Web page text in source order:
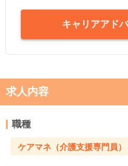
キャリアアド
求人内容
職種
ケアマネ（介護支援専門員）